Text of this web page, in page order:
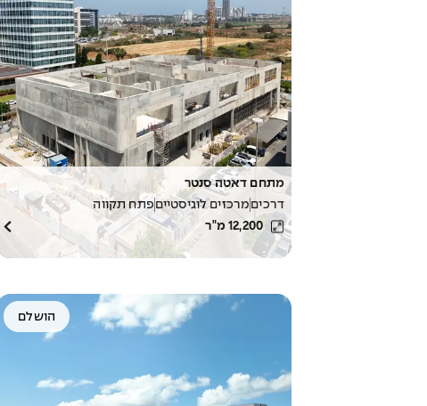
מתחם דאטה סנטר
דרכים מרכזים לוגיסטיים פתח תקווה
12,200 מ"ר
הושלם